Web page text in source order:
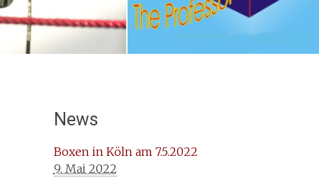
News
Boxen in Köln am 7.5.2022
9. Mai 2022